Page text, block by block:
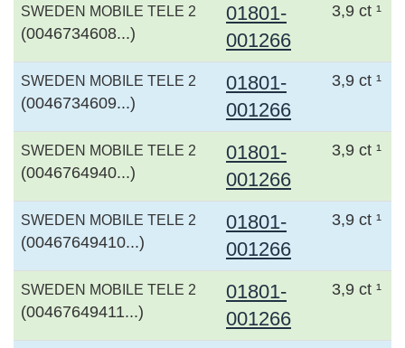
SWEDEN MOBILE TELE 2
(0046734608...)
01801-
001266
3,9 ct ¹
SWEDEN MOBILE TELE 2
(0046734609...)
01801-
001266
3,9 ct ¹
SWEDEN MOBILE TELE 2
(0046764940...)
01801-
001266
3,9 ct ¹
SWEDEN MOBILE TELE 2
(00467649410...)
01801-
001266
3,9 ct ¹
SWEDEN MOBILE TELE 2
(00467649411...)
01801-
001266
3,9 ct ¹